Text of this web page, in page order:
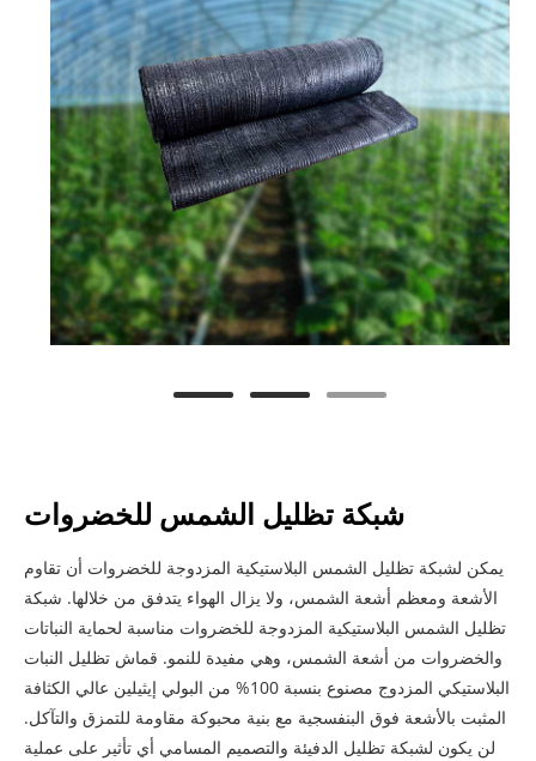
شبكة تظليل الشمس للخضروات
يمكن لشبكة تظليل الشمس البلاستيكية المزدوجة للخضروات أن تقاوم
الأشعة ومعظم أشعة الشمس، ولا يزال الهواء يتدفق من خلالها. شبكة
تظليل الشمس البلاستيكية المزدوجة للخضروات مناسبة لحماية النباتات
والخضروات من أشعة الشمس، وهي مفيدة للنمو. قماش تظليل النبات
البلاستيكي المزدوج مصنوع بنسبة 100% من البولي إيثيلين عالي الكثافة
المثبت بالأشعة فوق البنفسجية مع بنية محبوكة مقاومة للتمزق والتآكل.
لن يكون لشبكة تظليل الدفيئة والتصميم المسامي أي تأثير على عملية